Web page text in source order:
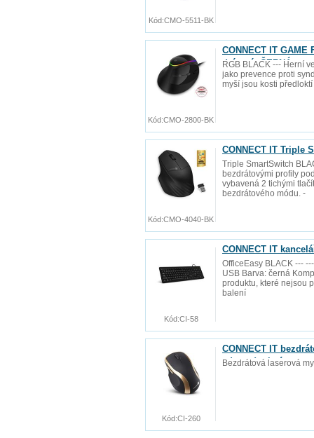
Kód:CMO-5511-BK
CONNECT IT
drátová, ČERNÁ
RGB BLACK --- Herní
jako prevence proti
myší jsou kosti
Kód:CMO-2800-BK
CONNECT IT Triple
Triple SmartSwitch
bezdrátovými profily
vybavená 2 tichými
bezdrátového módu. -
Kód:CMO-4040-BK
CONNECT IT
OfficeEasy BLACK ---
USB Barva: černá
produktu, které nejsou
balení
Kód:CI-58
CONNECT IT
zdarma), zlatá
Bezdrátová laserová
Kód:CI-260